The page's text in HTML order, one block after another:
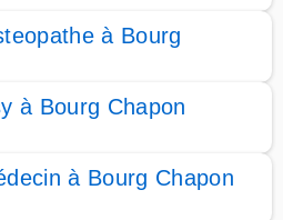
à Bourg
à Bourg Chapon
à Bourg Chapon